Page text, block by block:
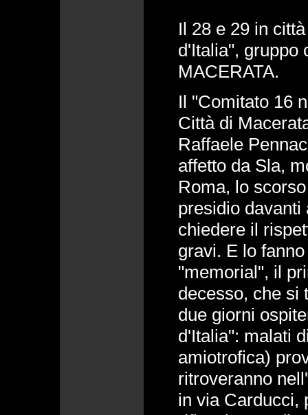
Il 28 e 29 in
d'Italia", gruppo
MACERATA.
Il "Comitato 16
Città di
Raffaele
affetto da Sla,
Roma, lo
presidio
chiedere il
gravi. E lo
"memorial", il
decesso, che si
due giorni
d'Italia": malati
amiotrofica)
ritroveranno
in via Carducci,